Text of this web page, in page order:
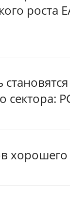
роста
сектора: